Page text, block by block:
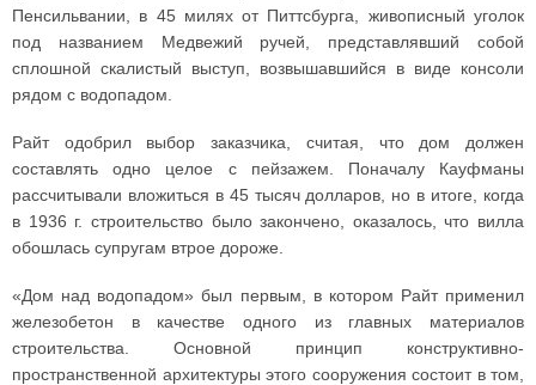
Пенсильвании, в 45 милях от Питтсбурга, живописный уголок
под названием Медвежий ручей, представлявший собой
сплошной скалистый выступ, возвышавшийся в виде консоли
рядом с водопадом.
Райт одобрил выбор заказчика, считая, что дом должен
составлять одно целое с пейзажем. Поначалу Кауфманы
рассчитывали вложиться в 45 тысяч долларов, но в итоге, когда
в 1936 г. строительство было закончено, оказалось, что вилла
обошлась супругам втрое дороже.
«Дом над водопадом» был первым, в котором Райт применил
железобетон в качестве одного из главных материалов
строительства. Основной принцип конструктивно-
пространственной архитектуры этого сооружения состоит в том,